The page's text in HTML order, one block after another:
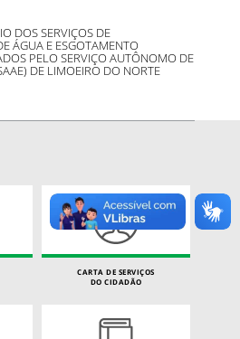
DOS SERVIÇOS DE
ÁGUA E ESGOTAMENTO
PELO SERVIÇO AUTÔNOMO DE
DE LIMOEIRO DO NORTE
CARTA DE SERVIÇOS
DO CIDADÃO